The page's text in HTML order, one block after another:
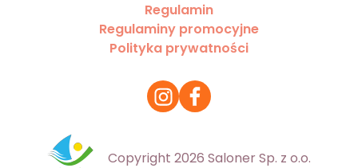
Regulamin
Regulaminy promocyjne
Polityka prywatności
Copyright 2026 Saloner Sp. z o.o.